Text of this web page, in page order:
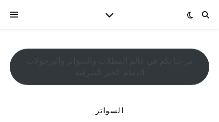
السواتر